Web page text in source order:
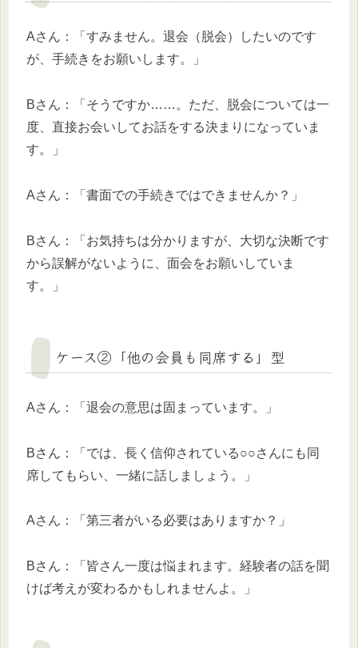
Aさん：「すみません。退会（脱会）したいのです
が、手続きをお願いします。」
Bさん：「そうですか……。ただ、脱会については一
度、直接お会いしてお話をする決まりになっていま
す。」
Aさん：「書面での手続きではできませんか？」
Bさん：「お気持ちは分かりますが、大切な決断です
から誤解がないように、面会をお願いしていま
す。」
ケース②「他の会員も同席する」型
Aさん：「退会の意思は固まっています。」
Bさん：「では、長く信仰されている○○さんにも同
席してもらい、一緒に話しましょう。」
Aさん：「第三者がいる必要はありますか？」
Bさん：「皆さん一度は悩まれます。経験者の話を聞
けば考えが変わるかもしれませんよ。」